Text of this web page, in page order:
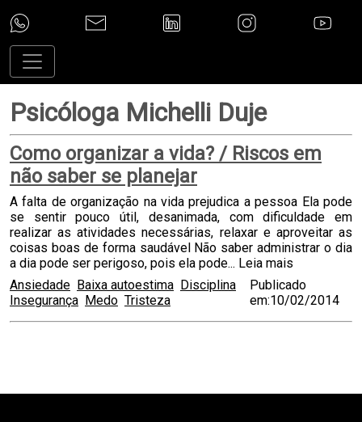
Psicóloga Michelli Duje
Como organizar a vida? / Riscos em
não saber se planejar
A falta de organização na vida prejudica a pessoa Ela pode
se sentir pouco útil, desanimada, com dificuldade em
realizar as atividades necessárias, relaxar e aproveitar as
coisas boas de forma saudável Não saber administrar o dia
a dia pode ser perigoso, pois ela pode... Leia mais
Ansiedade Baixa autoestima Disciplina
Insegurança Medo Tristeza
Publicado
em:10/02/2014